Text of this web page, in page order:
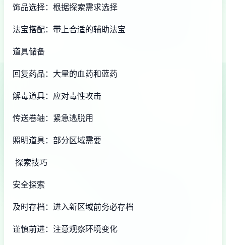
饰品选择：根据探索需求选择
法宝搭配：带上合适的辅助法宝
道具储备
回复药品：大量的血药和蓝药
解毒道具：应对毒性攻击
传送卷轴：紧急逃脱用
照明道具：部分区域需要
探索技巧
安全探索
及时存档：进入新区域前务必存档
谨慎前进：注意观察环境变化